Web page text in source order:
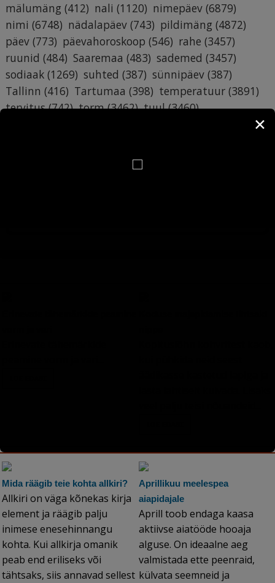
mälumäng (412) nali (1120) nimepäev (6879)
nimi (6748) nädalapäev (743) pildimäng (4872)
päev (773) päevahoroskoop (546) rahe (3457)
ruunid (484) Saaremaa (483) sademed (3457)
sodiaak (1269) suhted (387) sünnipäev (387)
Tallinn (416) Tartumaa (398) temperatuur (3891)
tervitus (742) torm (3462) tuul (3460)
(3456)
Mida räägib teie kohta allkiri?
Allkiri on väga kõnekas kirja
element ja räägib palju
inimese enesehinnangu
kohta. Kui allkirja omanik
peab end eriliseks või
tähtsaks, siis annavad sellest
Aprillikuu meelespea
aiapidajale
Aprill toob endaga kaasa
aktiivse aiatööde hooaja
alguse. On ideaalne aeg
valmistada ette peenraid,
külvata seemneid ja
✕